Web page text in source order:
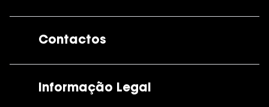
Contactos
Informação Legal